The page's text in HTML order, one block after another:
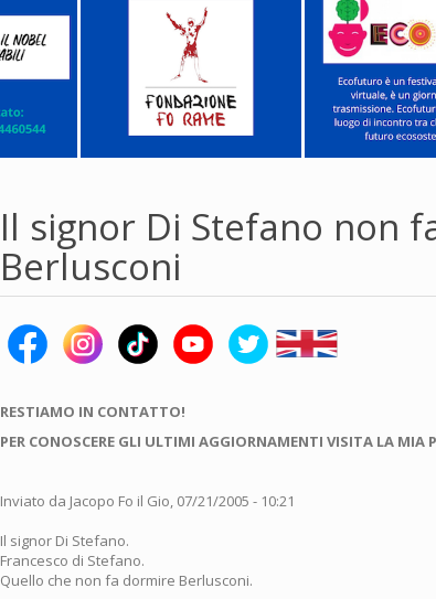
Il signor Di Stefano non
Berlusconi
RESTIAMO IN CONTATTO!
PER CONOSCERE GLI ULTIMI AGGIORNAMENTI VISITA LA MIA
Inviato da Jacopo Fo il Gio, 07/21/2005 - 10:21
Il signor Di Stefano.
Francesco di Stefano.
Quello che non fa dormire Berlusconi.